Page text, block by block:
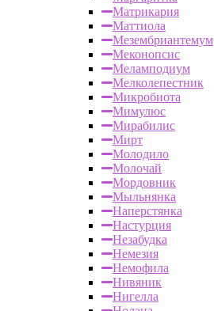
Матрикария
Маттиола
Мезембриантемум
Меконопсис
Меламподиум
Мелколепестник
Микробиота
Мимулюс
Мирабилис
Мирт
Молодило
Молочай
Мордовник
Мыльнянка
Наперстянка
Настурция
Незабудка
Немезия
Немофила
Нивяник
Нигелла